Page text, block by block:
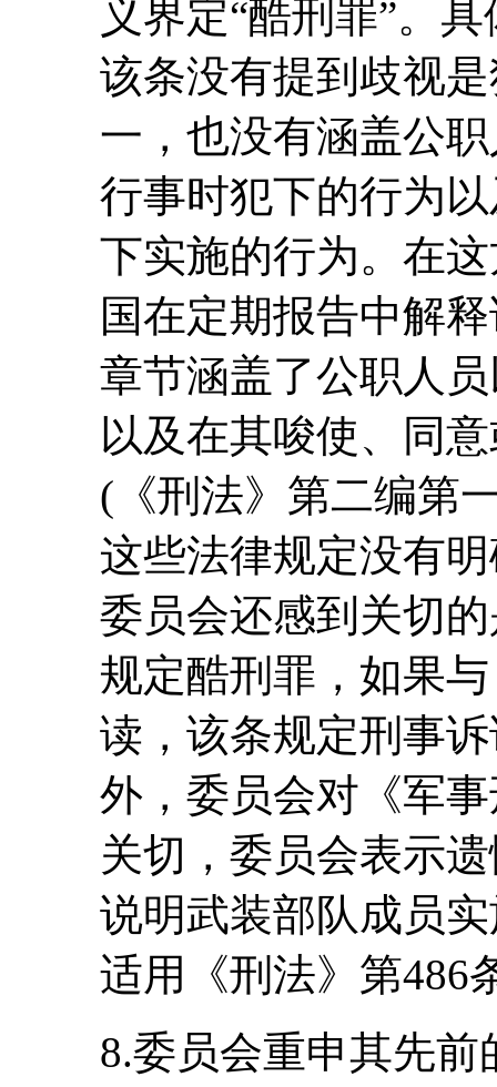
义界定“酷刑罪”。
该条没有提到歧视
一，也没有涵盖公
行事时犯下的行为
下实施的行为。在
国在定期报告中解
章节涵盖了公职人
以及在其唆使、同
(《刑法》第二编第
这些法律规定没有
委员会还感到关切
规定酷刑罪，如果
读，该条规定刑事
外，委员会对《军
关切，委员会表示
说明武装部队成员
适用《刑法》第486
8.委员会重申其先